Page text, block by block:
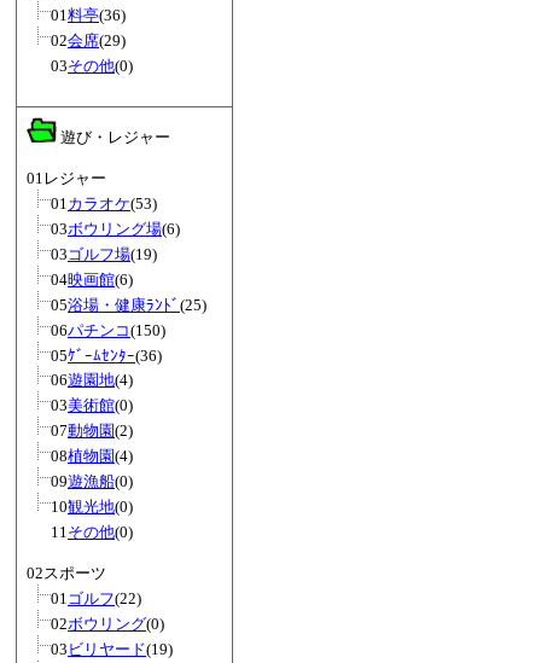
01料亭(36)
02会席(29)
03その他(0)
遊び・レジャー
01レジャー
01カラオケ(53)
03ボウリング場(6)
03ゴルフ場(19)
04映画館(6)
05浴場・健康ﾗﾝﾄﾞ (25)
06パチンコ(150)
05ｹﾞｰﾑｾﾝﾀｰ(36)
06遊園地(4)
03美術館(0)
07動物園(2)
08植物園(4)
09遊漁船(0)
10観光地(0)
11その他(0)
02スポーツ
01ゴルフ(22)
02ボウリング(0)
03 ビリヤード(19)